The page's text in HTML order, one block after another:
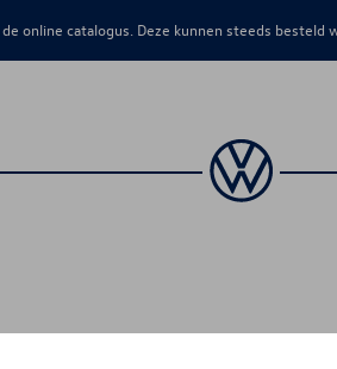
online catalogus. Deze kunnen steeds besteld